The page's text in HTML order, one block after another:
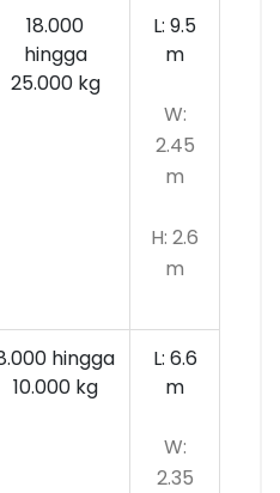
18.000
hingga
25.000 kg
L: 9.5
m
W:
2.45
m
H: 2.6
m
hingga
10.000kg
L: 6.6
m
W:
2.35